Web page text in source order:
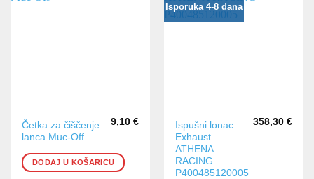
Četka za čiščenje
lanca Muc-Off
9,10 €
DODAJ U KOŠARICU
Isporuka 4-8 dana
Ispušni lonac
Exhaust
ATHENA
RACING
P400485120005
358,30 €